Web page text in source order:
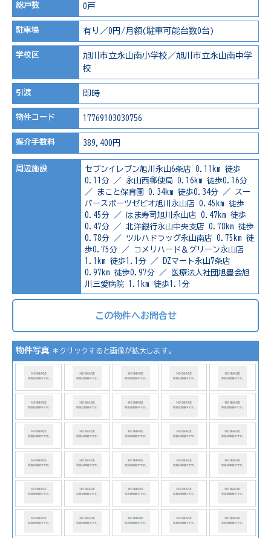
総戸数 0戸
駐車場 有り／0円/月額(駐車可能台数0台)
学校区
旭川市立永山南小学校／旭川市立永山南中学
校
引渡 即時
物件コード 17769103030756
媒介手数料 389,400円
周辺施設
セブンイレブン旭川永山6条店 0.11km 徒歩
0.11分 ／ 永山西郵便局 0.16km 徒歩0.16分
／ まこと保育園 0.34km 徒歩0.34分 ／ スー
パースポーツゼビオ旭川永山店 0.45km 徒歩
0.45分 ／ はま寿司旭川永山店 0.47km 徒歩
0.47分 ／ 北洋銀行永山中央支店 0.78km 徒歩
0.78分 ／ ツルハドラッグ永山南店 0.75km 徒
歩0.75分 ／ コメリハード＆グリーン永山店
1.1km 徒歩1.1分 ／ DZマート永山7条店
0.97km 徒歩0.97分 ／ 医療法人社団旭豊会旭
川三愛病院 1.1km 徒歩1.1分
この物件へお問合せ
物件写真 ＊クリックすると画像が拡大します。